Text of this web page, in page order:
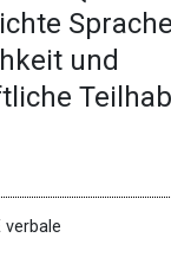
und
verbale